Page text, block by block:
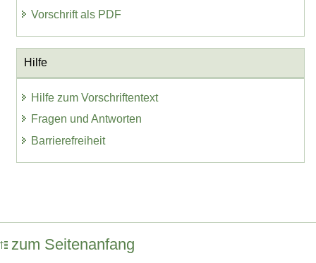
Vorschrift als PDF
Hilfe
Hilfe zum Vorschriftentext
Fragen und Antworten
Barrierefreiheit
zum Seitenanfang